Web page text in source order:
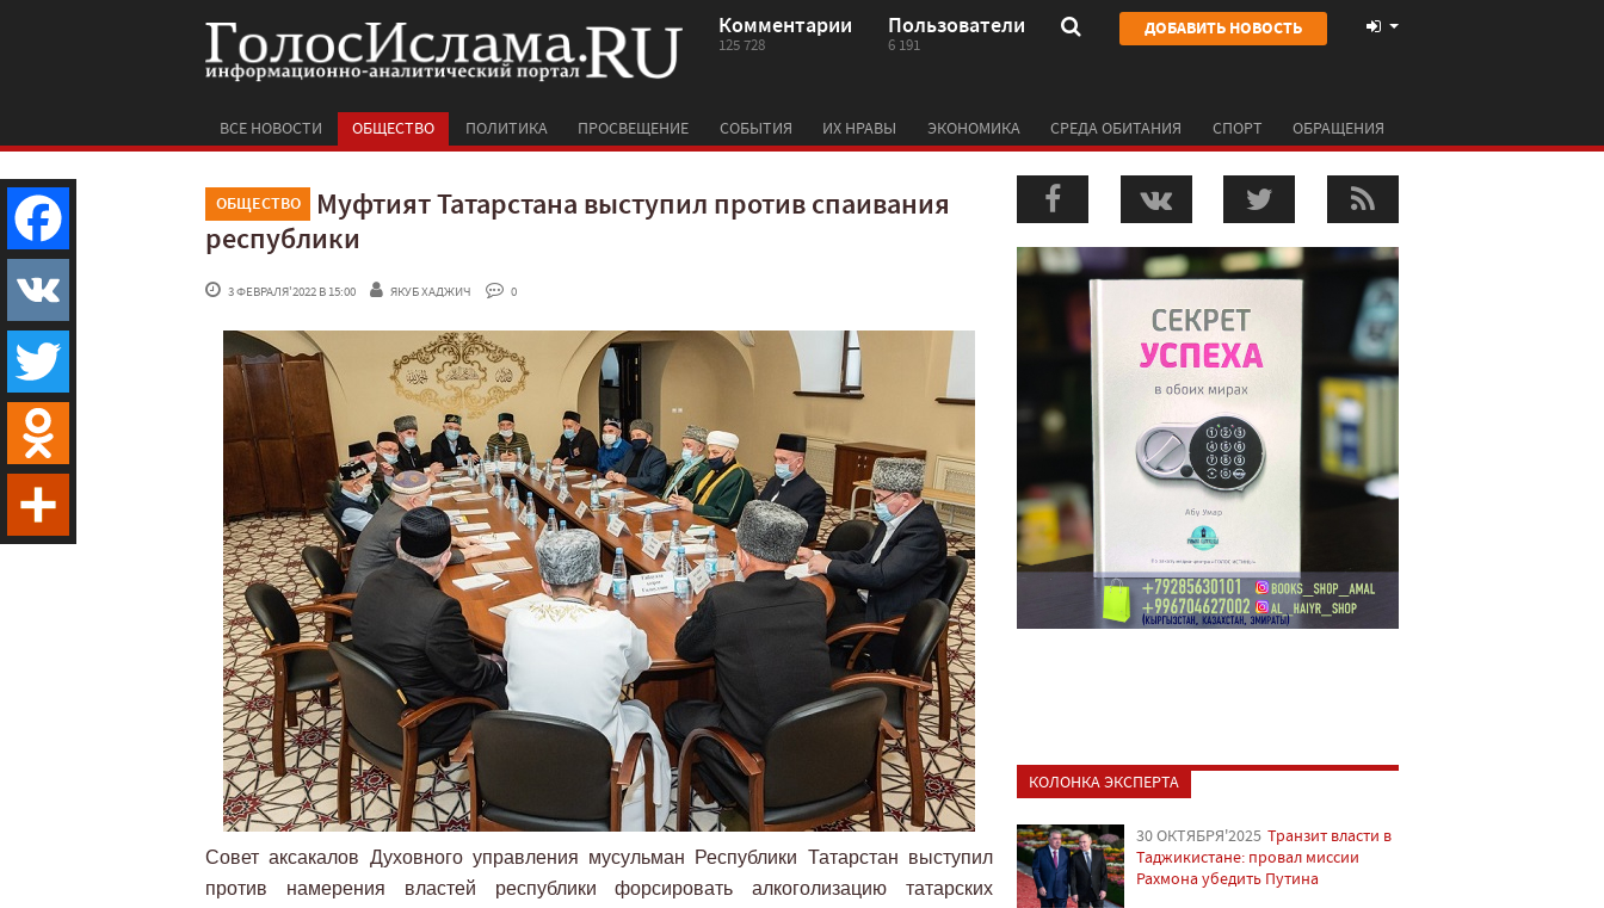
Комментарии
125 728
Пользователи
6 191
ДОБАВИТЬ НОВОСТЬ
ВСЕ НОВОСТИ ОБЩЕСТВО ПОЛИТИКА ПРОСВЕЩЕНИЕ СОБЫТИЯ ИХ НРАВЫ ЭКОНОМИКА СРЕДА ОБИТАНИЯ СПОРТ ОБРАЩЕНИЯ
ОБЩЕСТВО
Муфтият Татарстана выступил против спаивания
республики
3 ФЕВРАЛЯ'2022 В 15:00 ЯКУБ ХАДЖИЧ 0
Совет аксакалов Духовного управления мусульман Республики Татарстан выступил
против намерения властей республики форсировать алкоголизацию татарских
КОЛОНКА ЭКСПЕРТА
30 ОКТЯБРЯ'2025 Транзит власти в
Таджикистане: провал миссии
Рахмона убедить Путина
Facebook
VK
Twitter
Odnoklassniki